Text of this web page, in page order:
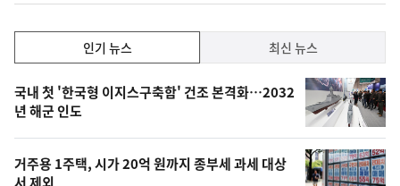
하
락
기,
최
신,
오
늘
인기 뉴스 최신 뉴스
인
기
뉴
스
국내 첫 '한국형 이지스구축함' 건조 본격화…2032
년 해군 인도
거주용 1주택, 시가 20억 원까지 종부세 과세 대상